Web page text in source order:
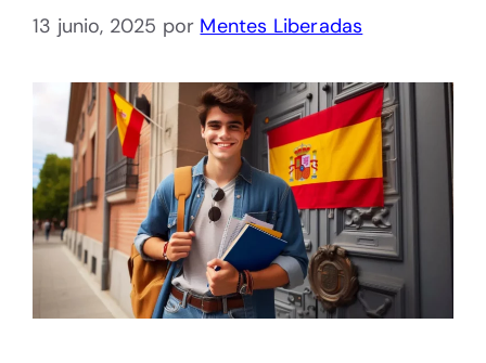
13 junio, 2025 por Mentes Liberadas